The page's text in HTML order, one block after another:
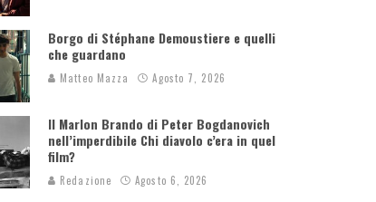
Borgo di Stéphane Demoustiere e quelli
che guardano
Matteo Mazza Agosto 7, 2026
Il Marlon Brando di Peter Bogdanovich
nell’imperdibile Chi diavolo c’era in quel
film?
Redazione Agosto 6, 2026